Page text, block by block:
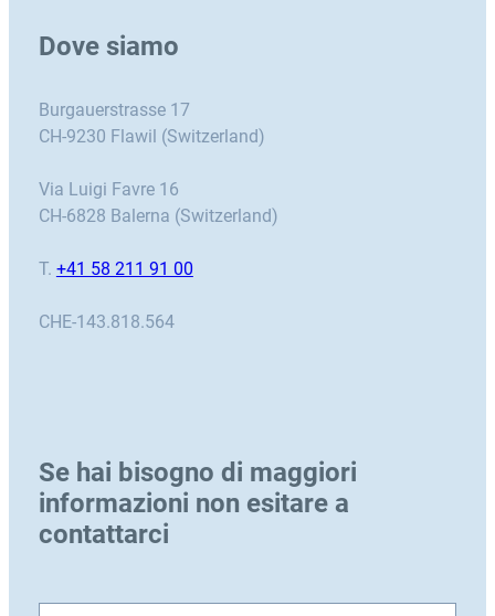
Dove siamo
Burgauerstrasse 17
CH-9230 Flawil (Switzerland)
Via Luigi Favre 16
CH-6828 Balerna (Switzerland)
T. +41 58 211 91 00
CHE-143.818.564
Se hai bisogno di maggiori
informazioni non esitare a
contattarci